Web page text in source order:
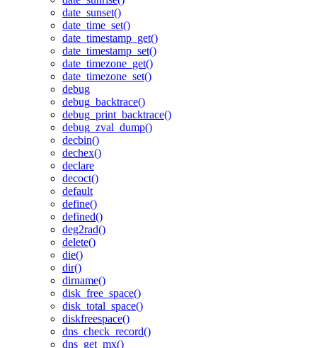
date_sunset()
date_time_set()
date_timestamp_get()
date_timestamp_set()
date_timezone_get()
date_timezone_set()
debug
debug_backtrace()
debug_print_backtrace()
debug_zval_dump()
decbin()
dechex()
declare
decoct()
default
define()
defined()
deg2rad()
delete()
die()
dir()
dirname()
disk_free_space()
disk_total_space()
diskfreespace()
dns_check_record()
dns_get_mx()